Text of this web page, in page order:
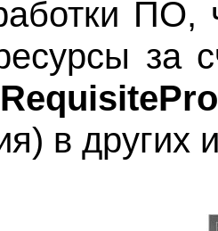
ПО,
за
в других